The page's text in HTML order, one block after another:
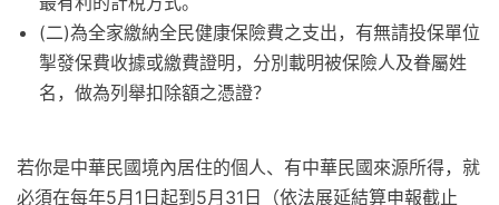
(二)為全家繳納全民健康保險費之支出，有無請投保單位
掣發保費收據或繳費證明，分別載明被保險人及眷屬姓
名，做為列舉扣除額之憑證？
若你是中華民國境內居住的個人、有中華民國來源所得，就
必須在每年5月1日起到5月31日（依法展延結算申報截止